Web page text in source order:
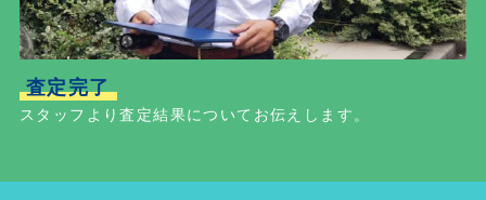
査定完了
スタッフより査定結果についてお伝えします。